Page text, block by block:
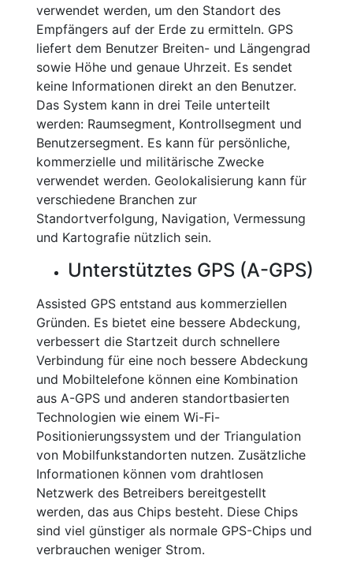
verwendet werden, um den Standort des
Empfängers auf der Erde zu ermitteln. GPS
liefert dem Benutzer Breiten- und Längengrad
sowie Höhe und genaue Uhrzeit. Es sendet
keine Informationen direkt an den Benutzer.
Das System kann in drei Teile unterteilt
werden: Raumsegment, Kontrollsegment und
Benutzersegment. Es kann für persönliche,
kommerzielle und militärische Zwecke
verwendet werden. Geolokalisierung kann für
verschiedene Branchen zur
Standortverfolgung, Navigation, Vermessung
und Kartografie nützlich sein.
Unterstütztes GPS (A-GPS)
Assisted GPS entstand aus kommerziellen
Gründen. Es bietet eine bessere Abdeckung,
verbessert die Startzeit durch schnellere
Verbindung für eine noch bessere Abdeckung
und Mobiltelefone können eine Kombination
aus A-GPS und anderen standortbasierten
Technologien wie einem Wi-Fi-
Positionierungssystem und der Triangulation
von Mobilfunkstandorten nutzen. Zusätzliche
Informationen können vom drahtlosen
Netzwerk des Betreibers bereitgestellt
werden, das aus Chips besteht. Diese Chips
sind viel günstiger als normale GPS-Chips und
verbrauchen weniger Strom.